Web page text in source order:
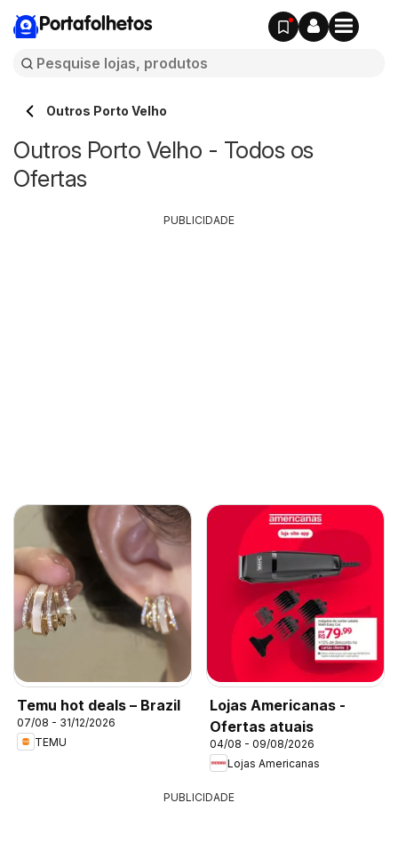
Portafolhetos
Outros Porto Velho
Outros Porto Velho - Todos os
Ofertas
Temu hot deals – Brazil
07/08 - 31/12/2026
TEMU
Lojas Americanas -
Ofertas atuais
04/08 - 09/08/2026
Lojas Americanas
PUBLICIDADE
PUBLICIDADE